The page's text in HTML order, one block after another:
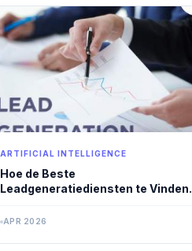
ARTIFICIAL INTELLIGENCE
Hoe de Beste
Leadgeneratiediensten te Vinden.
APR 2026